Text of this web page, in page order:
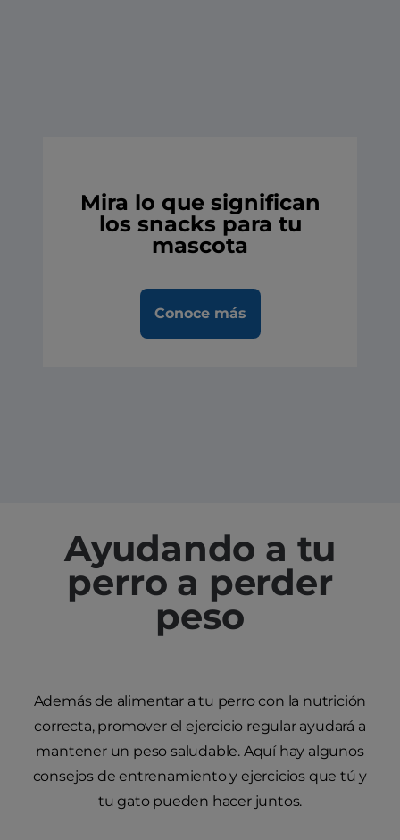
Mira lo que significan
los snacks para tu
mascota
Conoce más
Ayudando a tu
perro a perder
peso
Además de alimentar a tu perro con la nutrición
correcta, promover el ejercicio regular ayudará a
mantener un peso saludable. Aquí hay algunos
consejos de entrenamiento y ejercicios que tú y
tu gato pueden hacer juntos.